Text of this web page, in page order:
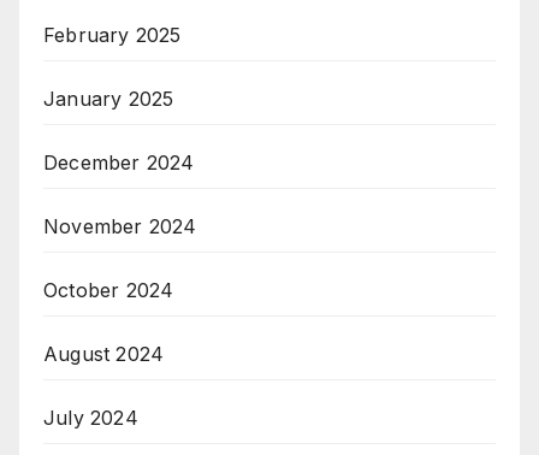
February 2025
January 2025
December 2024
November 2024
October 2024
August 2024
July 2024